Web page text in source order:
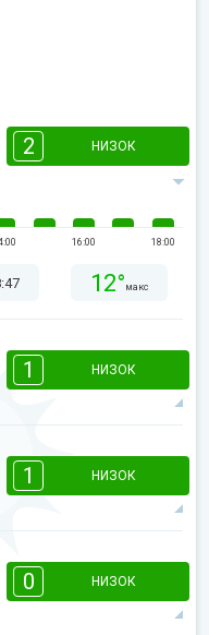
2 НИЗОК
16:00 18:00
12° макс
1 НИЗОК
10°
1 НИЗОК
12°
0 НИЗОК